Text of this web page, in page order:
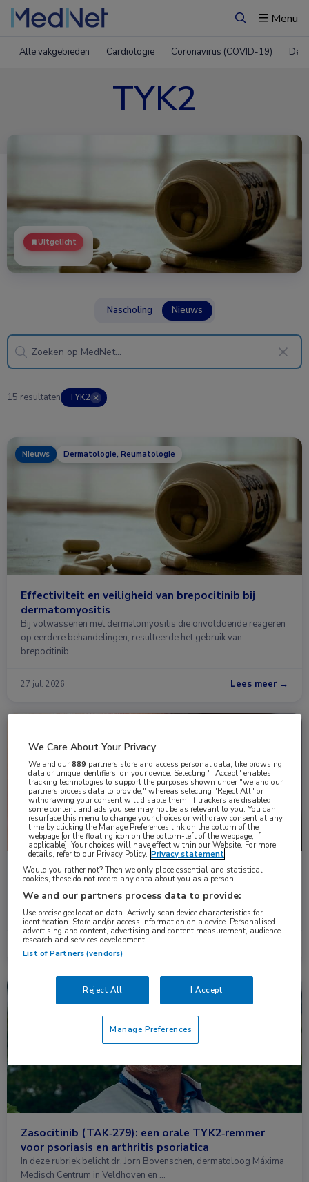
ZoekenMenu
Alle vakgebieden Cardiologie Coronavirus (COVID-19)
TYK2
Uitgelicht
Nascholing Nieuws
15 resultaten TYK2 ✕
Nieuws Dermatologie, Reumatologie
Effectiviteit en veiligheid van brepocitinib bij
dermatomyositis
Bij volwassenen met dermatomyositis die onvoldoende reageren
op eerdere behandelingen, resulteerde het gebruik van
brepocitinib …
27 jul. 2026 Lees meer →
Zasocitinib toont superioriteit ten opzichte van
deucravacitinib bij plaque psoriasis
De orale TYK2-remmer zasocitinib heeft in een fase III-studie bij
volwassenen met …
25 jun. 2026
Dermatologie
Zasocitinib (TAK‑279): een orale TYK2‑remmer
voor psoriasis en arthritis psoriatica
In deze rubriek belicht dr. Jorn Bovenschen, dermatoloog Máxima
Medisch Centrum in Veldhoven en …
We Care About Your Privacy
We and our889 partners store and access personal data, like browsing
data or unique identifiers, on your device. Selecting "I Accept" enables
tracking technologies to support the purposes shown under "we and our
partners process data to provide," whereas selecting "Reject All" or
withdrawing your consent will disable them. If trackers are disabled,
some content and ads you see may not be as relevant to you. You can
resurface this menu to change your choices or withdraw consent at any
time by clicking the Manage Preferences link on the bottom of the
webpage [or the floating icon on the bottom-left of the webpage, if
applicable]. Your choices will have effect within our Website. For more
details, refer to our Privacy Policy. Privacy statement
Would you rather not? Then we only place essential and statistical
cookies, these do not record any data about you as a person
We and our partners process data to provide:
Use precise geolocation data. Actively scan device characteristics for
identification. Store and/or access information on a device. Personalised
advertising and content, advertising and content measurement, audience
research and services development.
List of Partners (vendors)
Reject All I Accept
Manage Preferences